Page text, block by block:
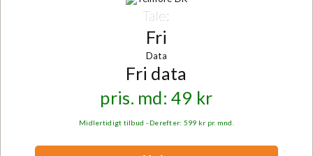
Tale:
Fri
Data
Fri data
pris. md: 49 kr
Midlertidigt tilbud - Derefter: 599 kr pr. mnd.